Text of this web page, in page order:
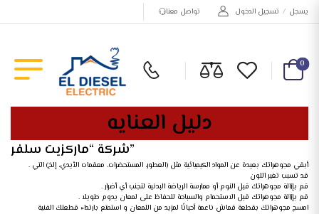
تواصل معنا تسجيل الدخول / يسجل
0
دليل العنايه
شركة “ماركزيت سلفر”
. أبقي مجوهراتك بعيدة عن المواد الكيميائية مثل (العطور، المستحضرات، معقمات الأيدي، إلخ) التي
قد تسبب تغير اللون
. قم بإزالة مجوهراتك قبل النوم أو ممارسة الرياضة البدنية لتجنب أي أضرار
. قم بإزالة مجوهراتك قبل الاستحمام والسباحة للحفاظ على لمعان يدوم طويلا
امسج مجوهراتك بقطعة قماش ناعمة أحيانًا لمزيد من اللمعان و استمتع بارتداء قطعتك الفنية